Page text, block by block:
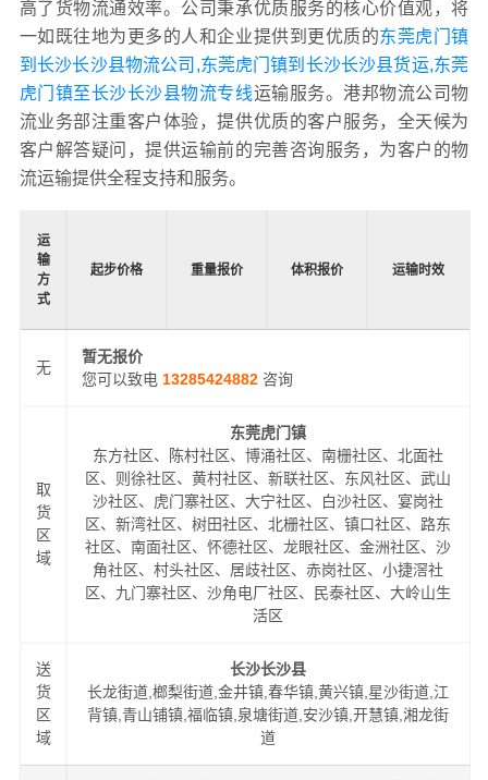
高了货物流通效率。公司秉承优质服务的核心价值观，将
一如既往地为更多的人和企业提供到更优质的东莞虎门镇
到长沙长沙县物流公司,东莞虎门镇到长沙长沙县货运,东莞
虎门镇至长沙长沙县物流专线运输服务。港邦物流公司物
流业务部注重客户体验，提供优质的客户服务，全天候为
客户解答疑问，提供运输前的完善咨询服务，为客户的物
流运输提供全程支持和服务。
运
输
方
式
起步价格 重量报价 体积报价 运输时效
无
暂无报价
您可以致电 13285424882 咨询
取
货
区
域
东莞虎门镇
东方社区、陈村社区、博涌社区、南栅社区、北面社
区、则徐社区、黄村社区、新联社区、东风社区、武山
沙社区、虎门寨社区、大宁社区、白沙社区、宴岗社
区、新湾社区、树田社区、北栅社区、镇口社区、路东
社区、南面社区、怀德社区、龙眼社区、金洲社区、沙
角社区、村头社区、居歧社区、赤岗社区、小捷滘社
区、九门寨社区、沙角电厂社区、民泰社区、大岭山生
活区
送
货
区
域
长沙长沙县
长龙街道,榔梨街道,金井镇,春华镇,黄兴镇,星沙街道,江
背镇,青山铺镇,福临镇,泉塘街道,安沙镇,开慧镇,湘龙街
道